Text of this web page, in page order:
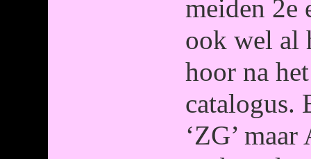
meiden 2e
ook wel al
hoor na
catalogus.
‘ZG’